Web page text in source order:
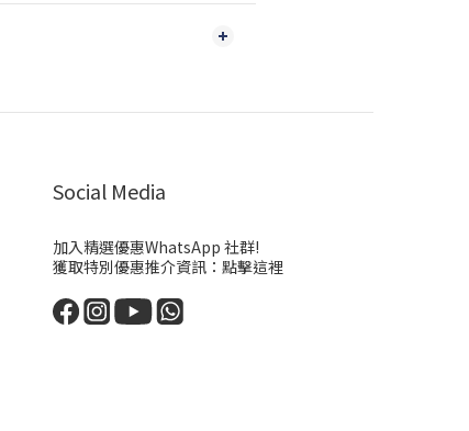
Social Media
加入精選優惠WhatsApp 社群!
獲取特別優惠推介資訊： 點擊這裡